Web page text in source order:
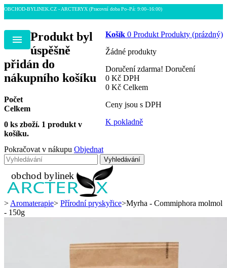
OBCHOD-BYLINEK.CZ - ARCTERYX (Pracovní doba Po–Pá: 9:00–16:00)
Menu
Košík 0 Produkt Produkty (prázdný)
Žádné produkty
Doručení zdarma! Doručení
0 Kč DPH
0 Kč Celkem
Ceny jsou s DPH
K pokladně
Produkt byl
úspěšně
přidán do
nákupního košíku
Počet
Celkem
0 ks zboží. 1 produkt v
košíku.
Pokračovat v nákupu Objednat
Vyhledávání
> Aromaterapie> Přírodní pryskyřice>Myrha - Commiphora molmol
- 150g